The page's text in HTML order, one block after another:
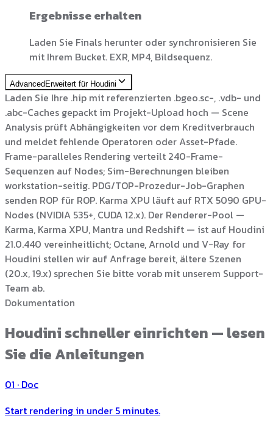
Ergebnisse erhalten
Laden Sie Finals herunter oder synchronisieren Sie
mit Ihrem Bucket. EXR, MP4, Bildsequenz.
Advanced Erweitert für Houdini
Laden Sie Ihre .hip mit referenzierten .bgeo.sc-, .vdb- und
.abc-Caches gepackt im Projekt-Upload hoch — Scene
Analysis prüft Abhängigkeiten vor dem Kreditverbrauch
und meldet fehlende Operatoren oder Asset-Pfade.
Frame-paralleles Rendering verteilt 240-Frame-
Sequenzen auf Nodes; Sim-Berechnungen bleiben
workstation-seitig. PDG/TOP-Prozedur-Job-Graphen
senden ROP für ROP. Karma XPU läuft auf RTX 5090 GPU-
Nodes (NVIDIA 535+, CUDA 12.x). Der Renderer-Pool —
Karma, Karma XPU, Mantra und Redshift — ist auf Houdini
21.0.440 vereinheitlicht; Octane, Arnold und V-Ray for
Houdini stellen wir auf Anfrage bereit, ältere Szenen
(20.x, 19.x) sprechen Sie bitte vorab mit unserem Support-
Team ab.
Dokumentation
Houdini schneller einrichten — lesen
Sie die Anleitungen
01 · Doc
Start rendering in under 5 minutes.